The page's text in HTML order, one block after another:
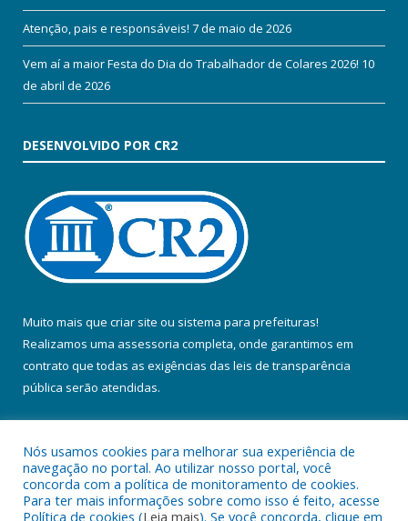
Atenção, pais e responsáveis! 7 de maio de 2026
Vem aí a maior Festa do Dia do Trabalhador de Colares 2026! 10
de abril de 2026
DESENVOLVIDO POR CR2
Muito mais que criar site ou sistema para prefeituras!
Realizamos uma assessoria completa, onde garantimos em
contrato que todas as exigências das leis de transparência
pública serão atendidas.
Nós usamos cookies para melhorar sua experiência de
navegação no portal. Ao utilizar nosso portal, você
concorda com a política de monitoramento de cookies.
Para ter mais informações sobre como isso é feito, acesse
Política de cookies (Leia mais). Se você concorda, clique em